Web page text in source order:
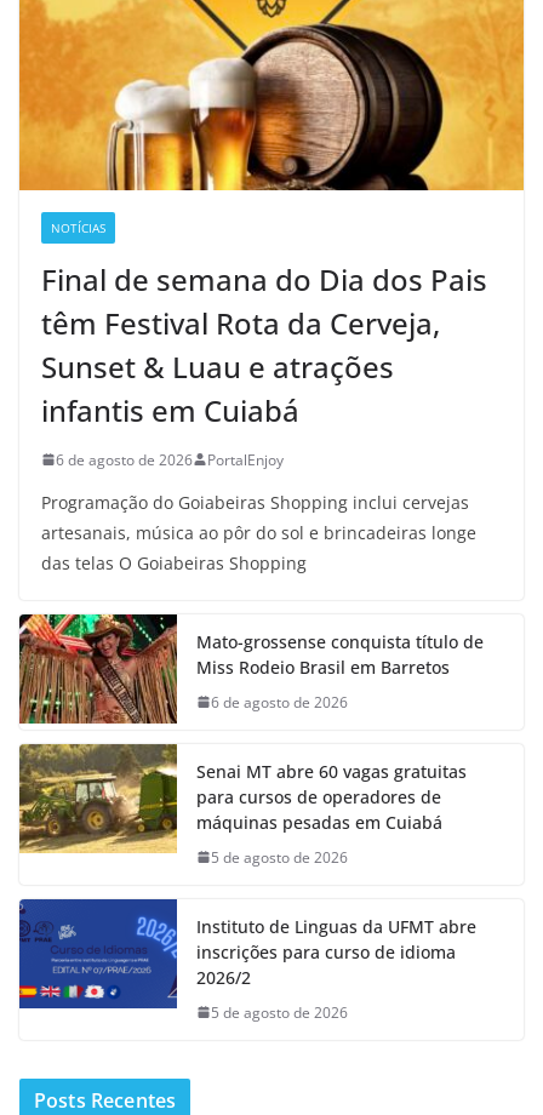
NOTÍCIAS
Final de semana do Dia dos Pais
têm Festival Rota da Cerveja,
Sunset & Luau e atrações
infantis em Cuiabá
6 de agosto de 2026 PortalEnjoy
Programação do Goiabeiras Shopping inclui cervejas
artesanais, música ao pôr do sol e brincadeiras longe
das telas O Goiabeiras Shopping
Mato-grossense conquista título de
Miss Rodeio Brasil em Barretos
6 de agosto de 2026
Senai MT abre 60 vagas gratuitas
para cursos de operadores de
máquinas pesadas em Cuiabá
5 de agosto de 2026
Instituto de Linguas da UFMT abre
inscrições para curso de idioma
2026/2
5 de agosto de 2026
Posts Recentes